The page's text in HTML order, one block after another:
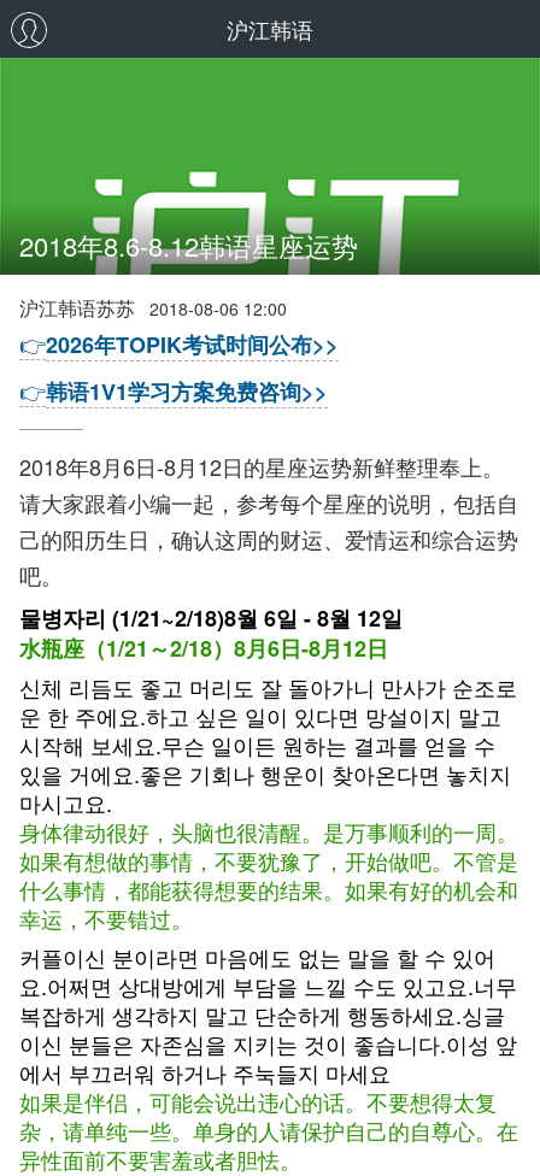
沪江韩语
2018年8.6-8.12韩语星座运势
沪江韩语苏苏 2018-08-06 12:00
👉2026年TOPIK考试时间公布>>
👉韩语1V1学习方案免费咨询>>
2018年8月6日-8月12日的星座运势新鲜整理奉上。
请大家跟着小编一起，参考每个星座的说明，包括自
己的阳历生日，确认这周的财运、爱情运和综合运势
吧。
물병자리 (1/21~2/18)8월 6일 - 8월 12일
水瓶座（1/21～2/18）8月6日-8月12日
신체 리듬도 좋고 머리도 잘 돌아가니 만사가 순조로
운 한 주에요.하고 싶은 일이 있다면 망설이지 말고
시작해 보세요.무슨 일이든 원하는 결과를 얻을 수
있을 거에요.좋은 기회나 행운이 찾아온다면 놓치지
마시고요.
身体律动很好，头脑也很清醒。是万事顺利的一周。
如果有想做的事情，不要犹豫了，开始做吧。不管是
什么事情，都能获得想要的结果。如果有好的机会和
幸运，不要错过。
커플이신 분이라면 마음에도 없는 말을 할 수 있어
요.어쩌면 상대방에게 부담을 느낄 수도 있고요.너무
복잡하게 생각하지 말고 단순하게 행동하세요.싱글
이신 분들은 자존심을 지키는 것이 좋습니다.이성 앞
에서 부끄러워 하거나 주눅들지 마세요
如果是伴侣，可能会说出违心的话。不要想得太复
杂，请单纯一些。单身的人请保护自己的自尊心。在
异性面前不要害羞或者胆怯。